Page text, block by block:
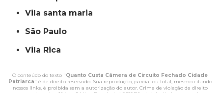
vila santa maria
São Paulo
Vila Rica
O conteúdo do texto "Quanto Custa Câmera de Circuito Fechado Cidade
Patriarca" é de direito reservado. Sua reprodução, parcial ou total, mesmo citando
nossos links, é proibida sem a autorização do autor. Crime de violação de direito